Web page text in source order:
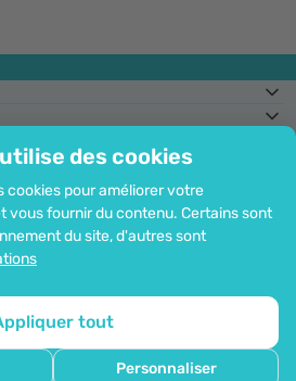
des cookies
cookies pour améliorer votre
vous fournir du contenu. Certains sont
du site, d'autres sont
tout
Personnaliser
Protection garantie des données